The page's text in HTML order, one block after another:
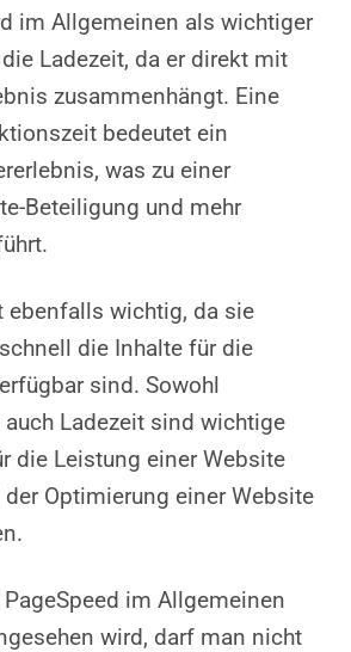
im Allgemeinen als wichtiger
Ladezeit, da er direkt mit
zusammenhängt. Eine
bedeutet ein
was zu einer
Beteiligung und mehr
ebenfalls wichtig, da sie
die Inhalte für die
sind. Sowohl
auch Ladezeit sind wichtige
die Leistung einer Website
Optimierung einer Website
im Allgemeinen
wird, darf man nicht